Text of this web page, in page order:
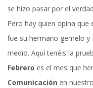
se hizo pasar por el
Pero hay quien opina
fue su hermano gemelo y
medio. Aquí tenéis la
Febrero es el mes que
Comunicación en nuestro